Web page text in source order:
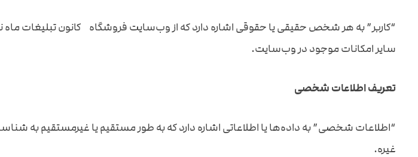
“کاربر” به هر شخص حقیقی یا حقوقی اشاره دارد که از وب‌سایت فروشگاه کانون تبلیغات ماه
سایر امکانات موجود در وب‌سایت.
تعریف اطلاعات شخصی
“اطلاعات شخصی” به داده‌ها یا اطلاعاتی اشاره دارد که به طور مستقیم یا غیرمستقیم به
غیره.